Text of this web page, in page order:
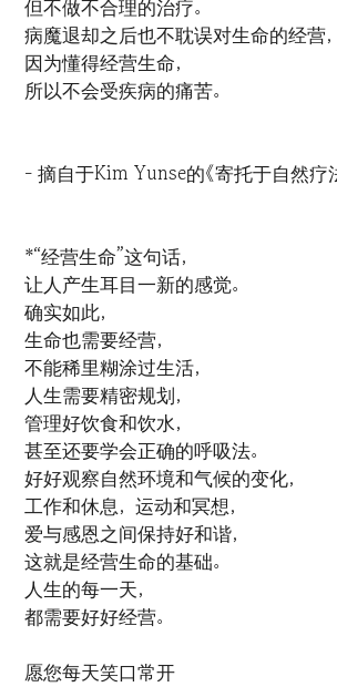
但不做不合理的治疗。
病魔退却之后也不耽误对生命的经营，
因为懂得经营生命，
所以不会受疾病的痛苦。
- 摘自于Kim Yunse的《寄托于自然疗
*“经营生命”这句话，
让人产生耳目一新的感觉。
确实如此，
生命也需要经营，
不能稀里糊涂过生活，
人生需要精密规划，
管理好饮食和饮水，
甚至还要学会正确的呼吸法。
好好观察自然环境和气候的变化，
工作和休息，运动和冥想，
爱与感恩之间保持好和谐，
这就是经营生命的基础。
人生的每一天，
都需要好好经营。
愿您每天笑口常开